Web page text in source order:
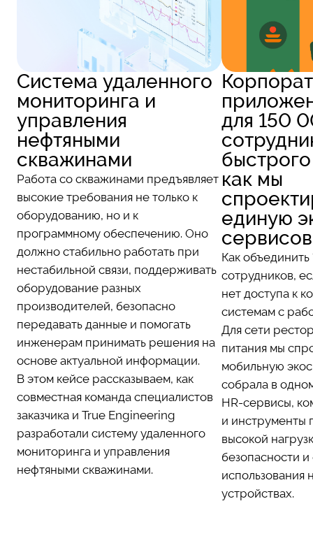
Система удаленного
мониторинга и
управления
нефтяными
скважинами
Работа со скважинами предъявляет
высокие требования не только к
оборудованию, но и к
программному обеспечению. Оно
должно стабильно работать при
нестабильной связи, поддерживать
оборудование разных
производителей, безопасно
передавать данные и помогать
инженерам принимать решения на
основе актуальной информации.
В этом кейсе рассказываем, как
совместная команда специалистов
заказчика и True Engineering
разработали систему удаленного
мониторинга и управления
нефтяными скважинами.
для 150
как мы
единую
сервисов
Как
сотрудников,
нет доступа к
системам с
Для сети
питания мы
мобильную
собрала в
HR-сервисы,
и инструменты
высокой
безопасности
использования
устройствах.